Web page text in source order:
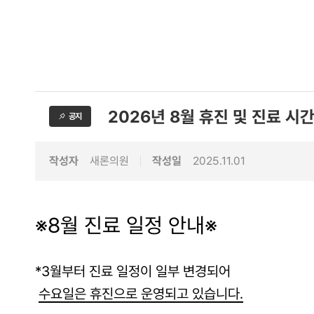
공지 2026년 8월 휴진 및 진료 시
작성자 새론의원 작성일 2025.11.01
※8월 진료 일정 안내※
*3월부터 진료 일정이 일부 변경되어
수요일은 휴진으로 운영되고 있습니다.